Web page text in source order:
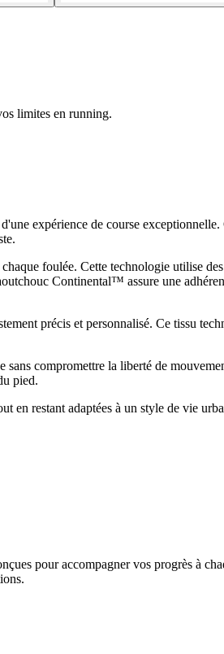
limites en running.
expérience de course
foulée. Cette technologie utilise
Continental™ assure une
précis et personnalisé. Ce tissu
compromettre la liberté de
pied.
en restant adaptées à un style de vie
pour accompagner vos progrès à